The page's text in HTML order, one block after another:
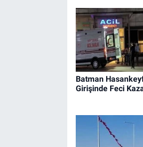
Batman
Girişinde Feci